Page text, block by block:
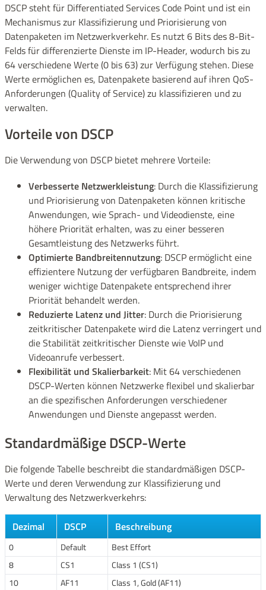
DSCP steht für Differentiated Services Code Point und ist ein
Mechanismus zur Klassifizierung und Priorisierung von
Datenpaketen im Netzwerkverkehr. Es nutzt 6 Bits des 8-Bit-
Felds für differenzierte Dienste im IP-Header, wodurch bis zu
64 verschiedene Werte (0 bis 63) zur Verfügung stehen. Diese
Werte ermöglichen es, Datenpakete basierend auf ihren QoS-
Anforderungen (Quality of Service) zu klassifizieren und zu
verwalten.
Vorteile von DSCP
Die Verwendung von DSCP bietet mehrere Vorteile:
Verbesserte Netzwerkleistung: Durch die Klassifizierung
und Priorisierung von Datenpaketen können kritische
Anwendungen, wie Sprach- und Videodienste, eine
höhere Priorität erhalten, was zu einer besseren
Gesamtleistung des Netzwerks führt.
Optimierte Bandbreitennutzung: DSCP ermöglicht eine
effizientere Nutzung der verfügbaren Bandbreite, indem
weniger wichtige Datenpakete entsprechend ihrer
Priorität behandelt werden.
Reduzierte Latenz und Jitter: Durch die Priorisierung
zeitkritischer Datenpakete wird die Latenz verringert und
die Stabilität zeitkritischer Dienste wie VoIP und
Videoanrufe verbessert.
Flexibilität und Skalierbarkeit: Mit 64 verschiedenen
DSCP-Werten können Netzwerke flexibel und skalierbar
an die spezifischen Anforderungen verschiedener
Anwendungen und Dienste angepasst werden.
Standardmäßige DSCP-Werte
Die folgende Tabelle beschreibt die standardmäßigen DSCP-
Werte und deren Verwendung zur Klassifizierung und
Verwaltung des Netzwerkverkehrs:
Dezimal DSCP Beschreibung
0 Default
Best Effort
8
CS1
Class 1 (CS1)
10
AF11 Class 1, Gold (AF11)